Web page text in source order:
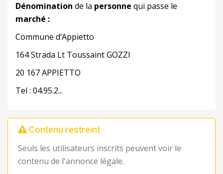
Dénomination de la personne qui passe le
marché :
Commune d’Appietto
164 Strada Lt Toussaint GOZZI
20 167 APPIETTO
Tel : 04.95.2...
Contenu restreint
Seuls les utilisateurs inscrits peuvent voir le
contenu de l'annonce légale.